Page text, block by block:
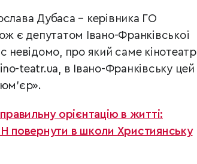
Дубаса – керівника ГО
є депутатом Івано-Франківської
невідомо, про який саме кінотеатр
teatr.ua, в Івано-Франківську цей
орієнтацію в житті:
повернути в школи Християнську